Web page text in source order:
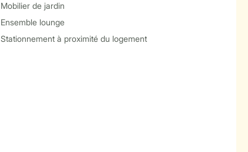
Mobilier de jardin
Ensemble lounge
Stationnement à proximité du logement